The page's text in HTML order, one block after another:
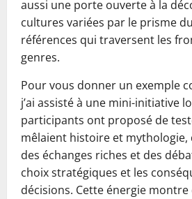
aussi une porte ouverte à la
cultures variées par le prisme
références qui traversent les
genres.
Pour vous donner un exemple
j’ai assisté à une mini-initiative
participants ont proposé de
mêlaient histoire et mythologie,
des échanges riches et des
choix stratégiques et les
décisions. Cette énergie montre